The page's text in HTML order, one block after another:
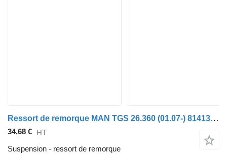
Ressort de remorque MAN TGS 26.360 (01.07-) 81413350165 pour tracteur routier MAN TGL, TGM, TGS, TGX (2005-2021)
34,68 € HT
Suspension - ressort de remorque